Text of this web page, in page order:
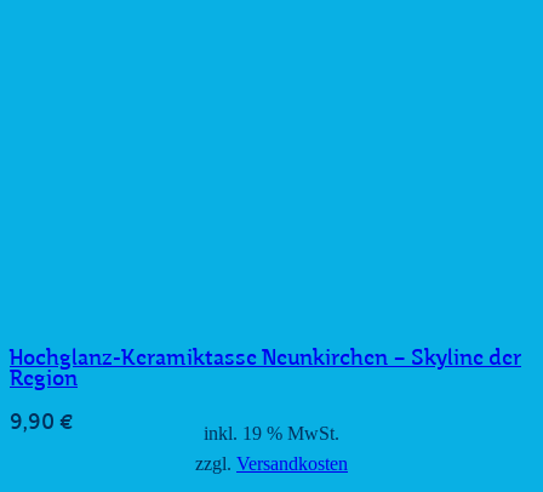
Hochglanz-Keramiktasse Neunkirchen – Skyline der
Region
9,90 €
inkl. 19 % MwSt.
zzgl. Versandkosten